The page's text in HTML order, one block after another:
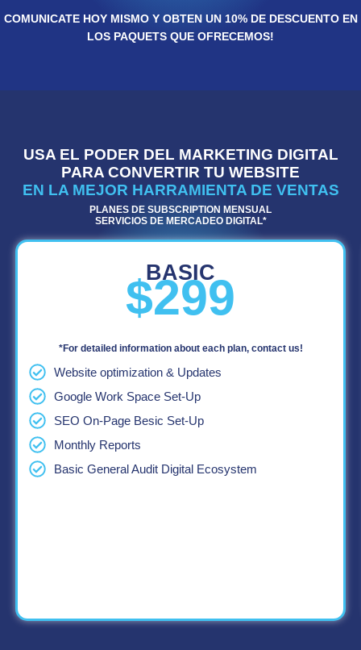
COMUNICATE HOY MISMO Y OBTEN UN 10% DE DESCUENTO EN
LOS PAQUETS QUE OFRECEMOS!
USA EL PODER DEL MARKETING DIGITAL
PARA CONVERTIR TU WEBSITE
EN LA MEJOR HARRAMIENTA DE VENTAS
PLANES DE SUBSCRIPTION MENSUAL
SERVICIOS DE MERCADEO DIGITAL*
BASIC
$299
*For detailed information about each plan, contact us!
Website optimization & Updates
Google Work Space Set-Up
SEO On-Page Besic Set-Up
Monthly Reports
Basic General Audit Digital Ecosystem